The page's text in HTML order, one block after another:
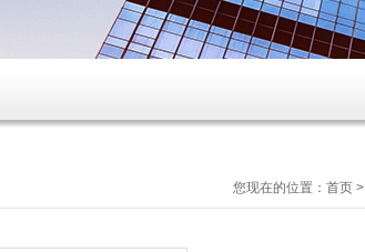
您现在的位置： 首页 >